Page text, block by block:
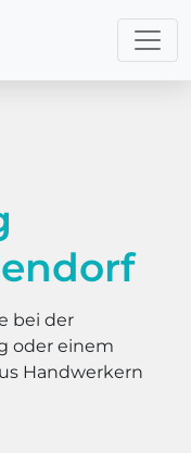
bei der
oder einem
Handwerkern